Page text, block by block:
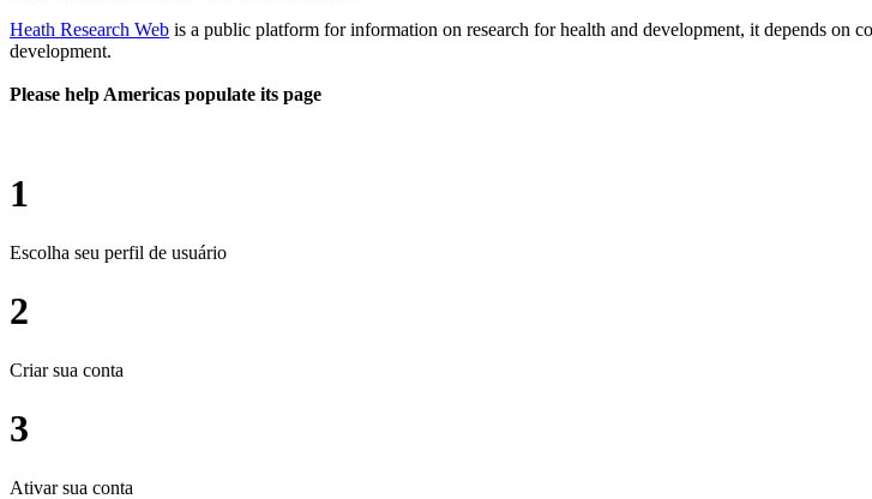
Heath Research Web is a public platform for information on research for health and development, it depends on
development.
Please help Americas populate its page
1
Escolha seu perfil de usuário
2
Criar sua conta
3
Ativar sua conta